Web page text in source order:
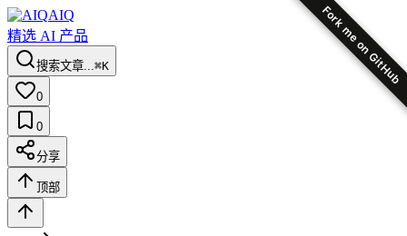
Fork me on GitHub
AIQ
精选 AI 产品
搜索文章...⌘K
0
0
分享
顶部